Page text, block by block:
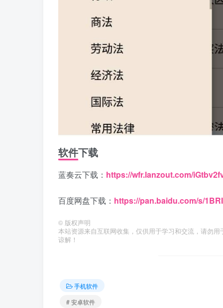
软件下载
蓝奏云下载： https://wfr.lanzout.com/
百度网盘下载： https://pan.baidu.com/s/
© 版权声明
本站资源来自互联网收集，仅供用于学习和交流，请勿
谅解！
手机软件
# 安卓软件